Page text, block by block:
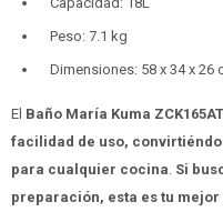
Peso: 7.1 kg
Dimensiones: 58 x 34 x 26
El Baño María Kuma
facilidad de uso,
para cualquier cocina Si
preparación, esta es tu